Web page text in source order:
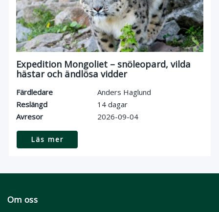
Expedition Mongoliet – snöleopard, vilda
hästar och ändlösa vidder
Färdledare
Anders Haglund
Reslängd
14 dagar
Avresor
2026-09-04
Läs mer
Om oss